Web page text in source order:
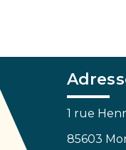
1 rue
85603